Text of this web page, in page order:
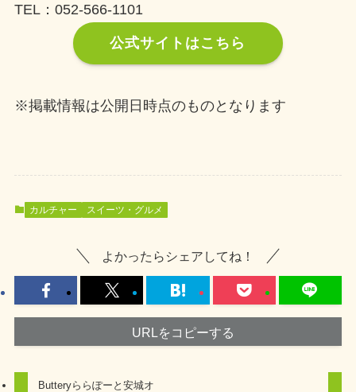
TEL：052-566-1101
公式サイトはこちら
※掲載情報は公開日時点のものとなります
カルチャー スイーツ・グルメ
よかったらシェアしてね！
URLをコピーする
Butteryららぽーと安城オ